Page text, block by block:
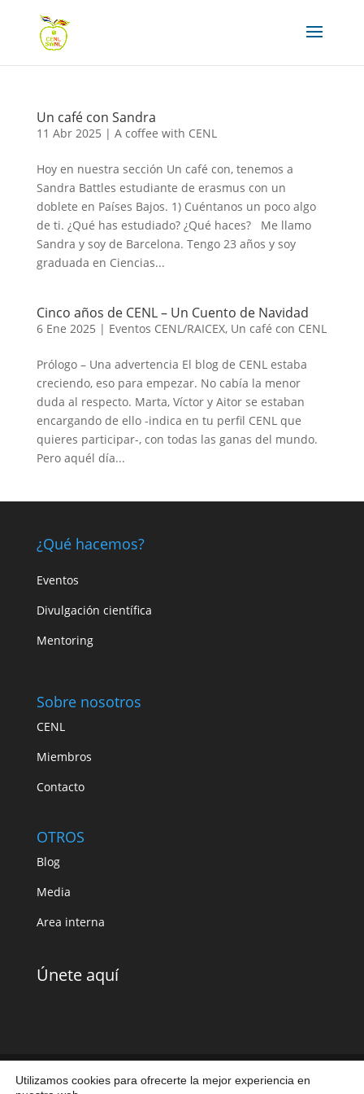
Un café con Sandra
11 Abr 2025 | A coffee with CENL
Hoy en nuestra sección Un café con, tenemos a
Sandra Battles estudiante de erasmus con un
doblete en Países Bajos. 1) Cuéntanos un poco algo
de ti. ¿Qué has estudiado? ¿Qué haces? Me llamo
Sandra y soy de Barcelona. Tengo 23 años y soy
graduada en Ciencias...
Cinco años de CENL – Un Cuento de Navidad
6 Ene 2025 | Eventos CENL/RAICEX, Un café con CENL
Prólogo – Una advertencia El blog de CENL estaba
creciendo, eso para empezar. No cabía la menor
duda al respecto. Marta, Víctor y Aitor se estaban
encargando de ello -indica en tu perfil CENL que
quieres participar-, con todas las ganas del mundo.
Pero aquél día...
¿Qué hacemos?
Eventos
Divulgación científica
Mentoring
Sobre nosotros
CENL
Miembros
Contacto
OTROS
Blog
Media
Area interna
Únete aquí
Utilizamos cookies para ofrecerte la mejor experiencia en